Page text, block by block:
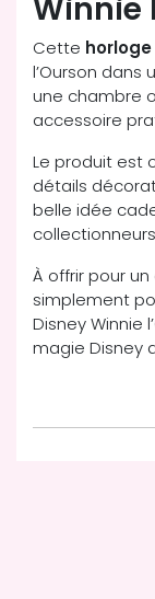
Winnie
Cette
l’Ourson dans
une chambre
accessoire
Le produit est
détails
belle idée
À offrir pour
simplement
Disney Winnie
magie Disney